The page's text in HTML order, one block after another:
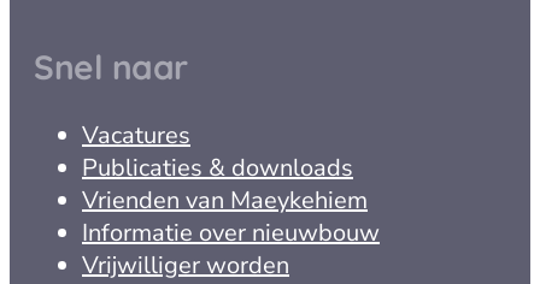
Snel naar
Vacatures
Publicaties & downloads
Vrienden van Maeykehiem
Informatie over nieuwbouw
Vrijwilliger worden